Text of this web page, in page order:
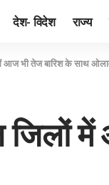
देश- विदेश राज्य
भी तेज बारिश के साथ
में